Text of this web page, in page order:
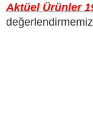
Aktüel Ürünler